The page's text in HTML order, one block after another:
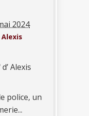
2024
Alexis
police, un